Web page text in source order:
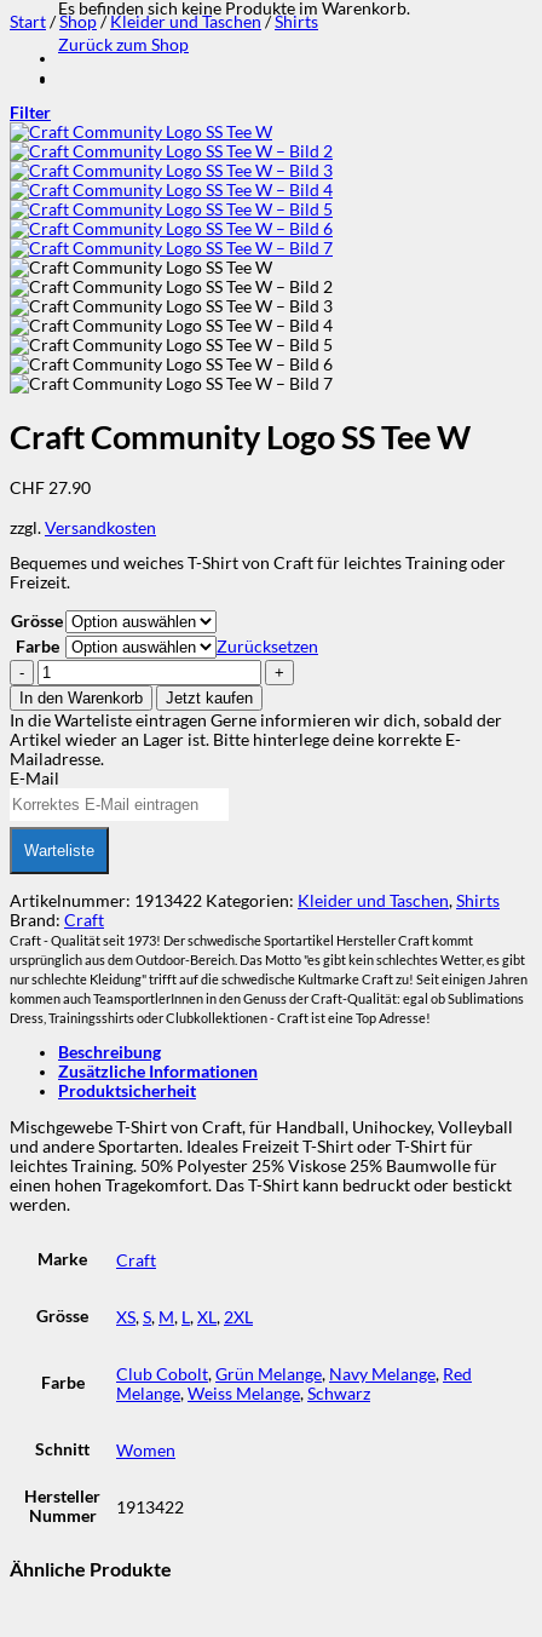
Es befinden sich keine Produkte im Warenkorb.
Zurück zum Shop
Start/Shop/ Kleider und Taschen /Shirts
Filter
Craft Community Logo SS Tee W
CHF 27.90
zzgl.Versandkosten
Bequemes und weiches T-Shirt von Craft für leichtes Training oder
Freizeit.
Grösse
Farbe
Zurücksetzen
Craft
Community
Logo
SS
Tee
W
Menge
In den Warenkorb Jetzt kaufen
In die Warteliste eintragen Gerne informieren wir dich, sobald der
Artikel wieder an Lager ist. Bitte hinterlege deine korrekte E-
Mailadresse.
E-Mail
Warteliste
Artikelnummer: 1913422 Kategorien: Kleider und Taschen,Shirts
Brand: Craft
Craft - Qualität seit 1973! Der schwedische Sportartikel Hersteller Craft kommt
ursprünglich aus dem Outdoor-Bereich. Das Motto "es gibt kein schlechtes Wetter, es gibt
nur schlechte Kleidung" trifft auf die schwedische Kultmarke Craft zu! Seit einigen Jahren
kommen auch TeamsportlerInnen in den Genuss der Craft-Qualität: egal ob Sublimations
Dress, Trainingsshirts oder Clubkollektionen - Craft ist eine Top Adresse!
Beschreibung
Zusätzliche Informationen
Produktsicherheit
Mischgewebe T-Shirt von Craft, für Handball, Unihockey, Volleyball
und andere Sportarten. Ideales Freizeit T-Shirt oder T-Shirt für
leichtes Training. 50% Polyester 25% Viskose 25% Baumwolle für
einen hohen Tragekomfort. Das T-Shirt kann bedruckt oder bestickt
werden.
Marke Craft
Grösse XS,S, M, L,XL, 2XL
Farbe Club Cobolt,Grün Melange, Navy Melange, Red
Melange,Weiss Melange,Schwarz
Schnitt Women
Hersteller
Nummer
1913422
Ähnliche Produkte